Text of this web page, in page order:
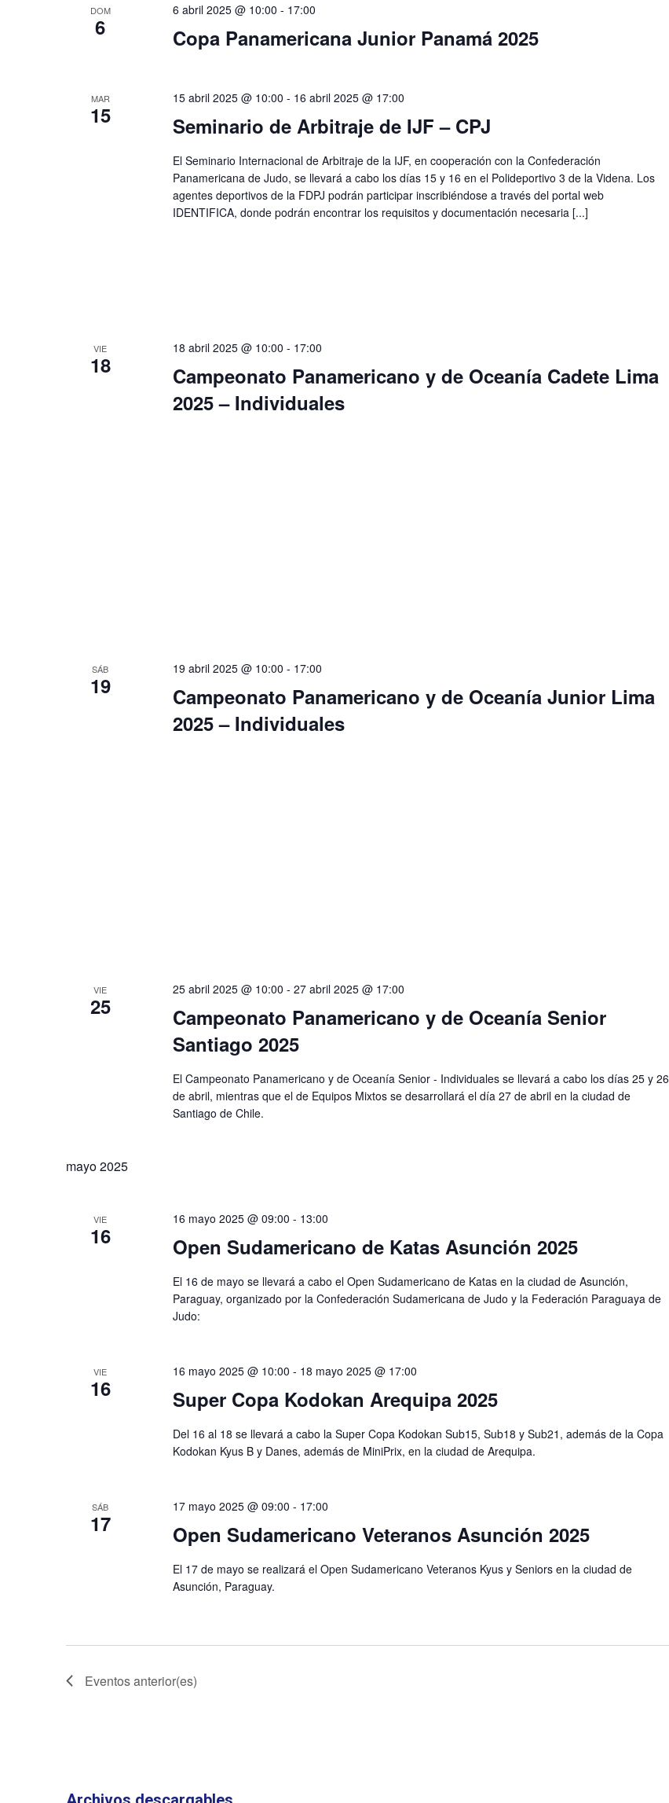
DOM
6 Copa Panamericana Junior Panamá 2025
6 abril 2025 @ 10:00 - 17:00
MAR
15 Seminario de Arbitraje de IJF – CPJ
15 abril 2025 @ 10:00 - 16 abril 2025 @ 17:00
El Seminario Internacional de Arbitraje de la IJF, en cooperación con la Confederación
Panamericana de Judo, se llevará a cabo los días 15 y 16 en el Polideportivo 3 de la Videna. Los
agentes deportivos de la FDPJ podrán participar inscribiéndose a través del portal web
IDENTIFICA, donde podrán encontrar los requisitos y documentación necesaria [...]
VIE
18
Campeonato Panamericano y de Oceanía Cadete Lima
2025 – Individuales
18 abril 2025 @ 10:00 - 17:00
SÁB
19
Campeonato Panamericano y de Oceanía Junior Lima
2025 – Individuales
19 abril 2025 @ 10:00 - 17:00
VIE
25
Campeonato Panamericano y de Oceanía Senior
Santiago 2025
25 abril 2025 @ 10:00 - 27 abril 2025 @ 17:00
El Campeonato Panamericano y de Oceanía Senior - Individuales se llevará a cabo los días 25 y 26
de abril, mientras que el de Equipos Mixtos se desarrollará el día 27 de abril en la ciudad de
Santiago de Chile.
mayo 2025
VIE
16 Open Sudamericano de Katas Asunción 2025
16 mayo 2025 @ 09:00 - 13:00
El 16 de mayo se llevará a cabo el Open Sudamericano de Katas en la ciudad de Asunción,
Paraguay, organizado por la Confederación Sudamericana de Judo y la Federación Paraguaya de
Judo:
VIE
16 Super Copa Kodokan Arequipa 2025
16 mayo 2025 @ 10:00 - 18 mayo 2025 @ 17:00
Del 16 al 18 se llevará a cabo la Super Copa Kodokan Sub15, Sub18 y Sub21, además de la Copa
Kodokan Kyus B y Danes, además de MiniPrix, en la ciudad de Arequipa.
SÁB
17 Open Sudamericano Veteranos Asunción 2025
17 mayo 2025 @ 09:00 - 17:00
El 17 de mayo se realizará el Open Sudamericano Veteranos Kyus y Seniors en la ciudad de
Asunción, Paraguay.
Eventosanterior(es)